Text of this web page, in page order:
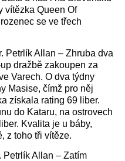
vítězka Queen Of
se ve třech
Petrlík Allan – Zhruba dva
dražbě zakoupen za
Varech. O dva týdny
Masise, čímž pro něj
získala rating 69 liber.
do Kataru, na ostrovech
Kvalita je u báby,
z toho tři vítěze.
Petrlík Allan – Zatím